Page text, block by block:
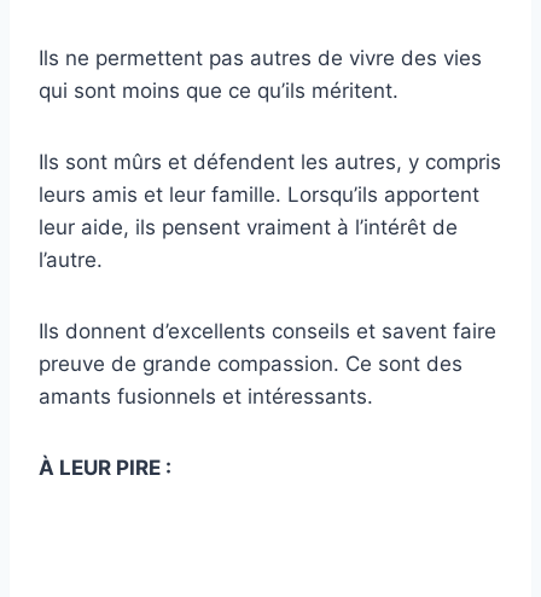
Ils ne permettent pas autres de vivre des vies
qui sont moins que ce qu’ils méritent.
Ils sont mûrs et défendent les autres, y compris
leurs amis et leur famille. Lorsqu’ils apportent
leur aide, ils pensent vraiment à l’intérêt de
l’autre.
Ils donnent d’excellents conseils et savent faire
preuve de grande compassion. Ce sont des
amants fusionnels et intéressants.
À LEUR PIRE :